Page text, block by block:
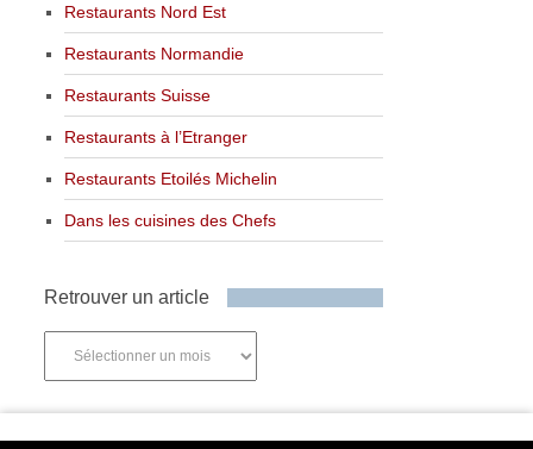
Restaurants Nord Est
Restaurants Normandie
Restaurants Suisse
Restaurants à l’Etranger
Restaurants Etoilés Michelin
Dans les cuisines des Chefs
Retrouver un article